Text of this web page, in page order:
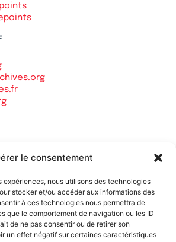
le consentement
expériences, nous utilisons des technologies
stocker et/ou accéder aux informations des
à ces technologies nous permettra de
que le comportement de navigation ou les ID
de ne pas consentir ou de retirer son
un effet négatif sur certaines caractéristiques
Contrepoints